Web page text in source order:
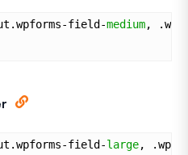
field-medium,
field-large,